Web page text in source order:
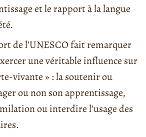
et le rapport à la langue
de l’UNESCO fait remarquer
une véritable influence sur
vivante » : la soutenir ou
ou non son apprentissage,
ou interdire l’usage des